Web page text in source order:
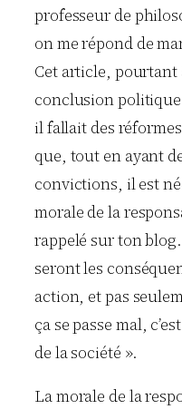
professeur de
on me répond de
Cet article, pourtant
conclusion
il fallait des
que, tout en ayant
convictions, il est
morale de la
rappelé sur ton
seront les
action, et pas
ça se passe mal,
de la société ».
La morale de la